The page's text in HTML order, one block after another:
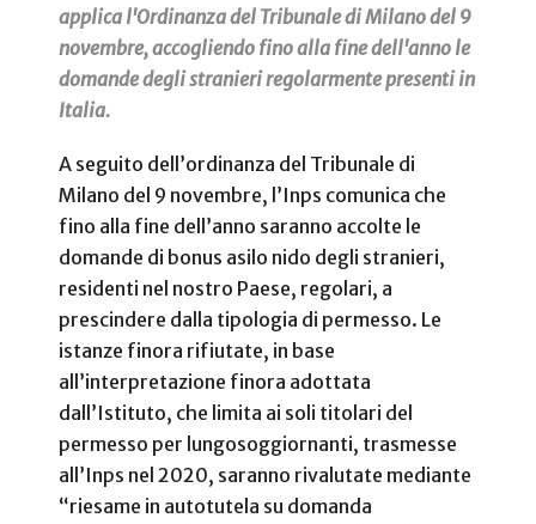
applica l'Ordinanza del Tribunale di Milano del 9
novembre, accogliendo fino alla fine dell'anno le
domande degli stranieri regolarmente presenti in
Italia.
A seguito dell’ordinanza del Tribunale di
Milano del 9 novembre, l’Inps comunica che
fino alla fine dell’anno saranno accolte le
domande di bonus asilo nido degli stranieri,
residenti nel nostro Paese, regolari, a
prescindere dalla tipologia di permesso. Le
istanze finora rifiutate, in base
all’interpretazione finora adottata
dall’Istituto, che limita ai soli titolari del
permesso per lungosoggiornanti, trasmesse
all’Inps nel 2020, saranno rivalutate mediante
“riesame in autotutela su domanda